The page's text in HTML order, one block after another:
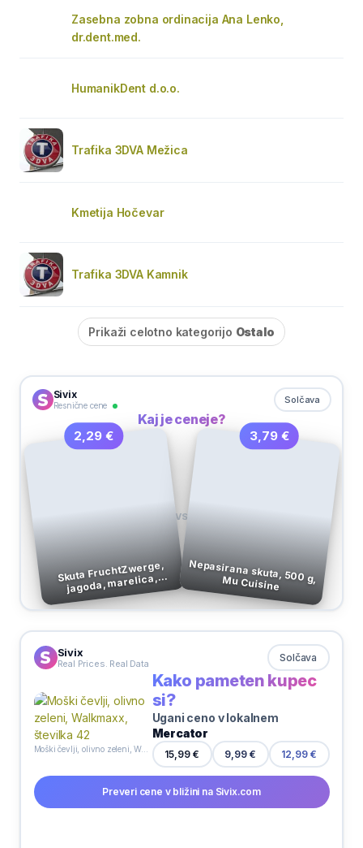
Zasebna zobna ordinacija Ana Lenko,
dr.dent.med.
HumanikDent d.o.o.
Trafika 3DVA Mežica
Kmetija Hočevar
Trafika 3DVA Kamnik
Prikaži celotno kategorijo Ostalo
Sivix
Resnične cene
Solčava
Kaj je ceneje?
2,29 €
Skuta FruchtZwerge,
jagoda, marelica,
banana, manj sladka, 6 x
50 g
VS
3,79 €
Nepasirana skuta, 500 g, Mu Cuisine
Sivix
Real Prices. Real Data Solčava
Moški čevlji, olivno zeleni, Walkmaxx, številka 42
Kako pameten kupec
si?
Ugani ceno v lokalnem
Mercator
15,99 € 9,99 € 12,99 €
Preveri cene v bližini na Sivix.com